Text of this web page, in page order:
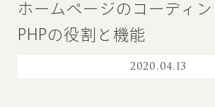
ホームページのコーディ
PHPの役割と機能
2020.04.13